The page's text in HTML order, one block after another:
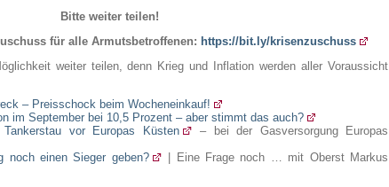
Bitte weiter teilen!
für alle Armutsbetroffenen: https://bit.ly/krisenzuschuss
weiter teilen, denn Krieg und Inflation werden aller Voraussicht
– Preisschock beim Wocheneinkauf!
im September bei 10,5 Prozent – aber stimmt das auch?
vor Europas Küsten
– bei der Gasversorgung Europas
noch einen Sieger geben?
| Eine Frage noch … mit Oberst Markus